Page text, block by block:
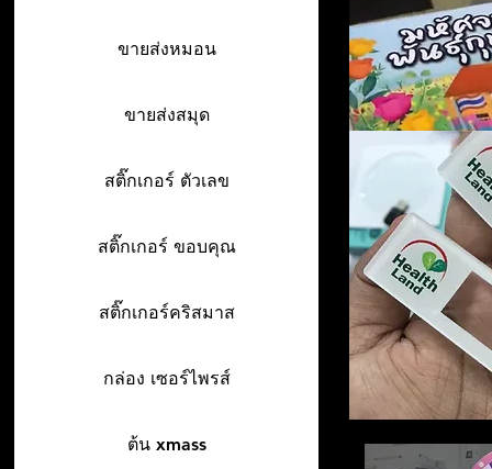
ขายส่งหมอน
ขายส่งสมุด
สติ๊กเกอร์ ตัวเลข
สติ๊กเกอร์ ขอบคุณ
สติ๊กเกอร์คริสมาส
กล่อง เซอร์ไพรส์
ต้น xmass